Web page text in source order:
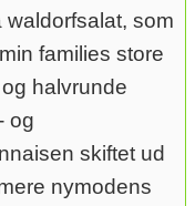
waldorfsalat, som
families store
halvrunde
og
skiftet ud
nymodens